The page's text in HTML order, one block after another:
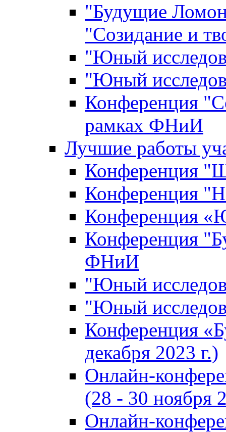
"Будущие
"Созидание и
"Юный
"Юный
Конференция
рамках ФНиИ
Лучшие работы
Конференция
Конференция
Конференция
Конференция
ФНиИ
"Юный
"Юный
Конференция
декабря 2023 г.)
Онлайн-
(28 - 30 ноября
Онлайн-